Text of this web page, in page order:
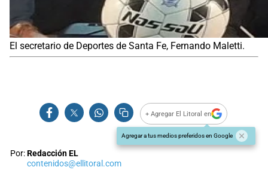
El secretario de Deportes de Santa Fe, Fernando Maletti.
+ Agregar El Litoral en
Agregar a tus medios preferidos en Google
Por:Redacción EL
contenidos@ellitoral.com